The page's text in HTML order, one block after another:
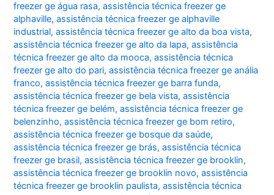
freezer ge água rasa,assistência técnica freezer ge
alphaville,assistência técnica freezer ge alphaville
industrial,assistência técnica freezer ge alto da boa vista,
assistência técnica freezer ge alto da lapa,assistência
técnica freezer ge alto da mooca,assistência técnica
freezer ge alto do pari,assistência técnica freezer ge anália
franco,assistência técnica freezer ge barra funda,
assistência técnica freezer ge bela vista,assistência
técnica freezer ge belém,assistência técnica freezer ge
belenzinho,assistência técnica freezer ge bom retiro,
assistência técnica freezer ge bosque da saúde,
assistência técnica freezer ge brás,assistência técnica
freezer ge brasil,assistência técnica freezer ge brooklin,
assistência técnica freezer ge brooklin novo,assistência
técnica freezer ge brooklin paulista,assistência técnica